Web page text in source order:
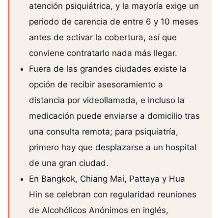
atención psiquiátrica, y la mayoría exige un
periodo de carencia de entre 6 y 10 meses
antes de activar la cobertura, así que
conviene contratarlo nada más llegar.
Fuera de las grandes ciudades existe la
opción de recibir asesoramiento a
distancia por videollamada, e incluso la
medicación puede enviarse a domicilio tras
una consulta remota; para psiquiatría,
primero hay que desplazarse a un hospital
de una gran ciudad.
En Bangkok, Chiang Mai, Pattaya y Hua
Hin se celebran con regularidad reuniones
de Alcohólicos Anónimos en inglés,